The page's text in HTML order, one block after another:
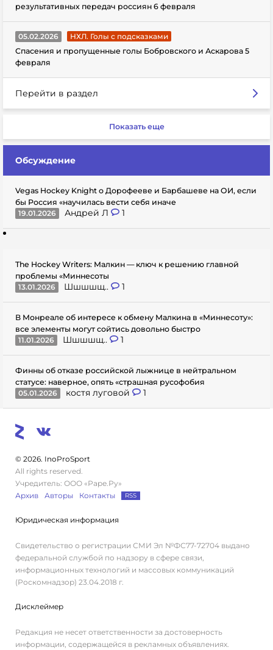
результативных передач россиян 6 февраля
05.02.2026
НХЛ. Голы с подсказками
Спасения и пропущенные голы Бобровского и Аскарова 5
февраля
Перейти в раздел
Показать еще
Обсуждение
Vegas Hockey Knight о Дорофееве и Барбашеве на ОИ, если
бы Россия «научилась вести себя иначе
19.01.2026
Андрей Л 1
The Hockey Writers: Малкин — ключ к решению главной
проблемы «Миннесоты
13.01.2026
Шшшшщ.. 1
В Монреале об интересе к обмену Малкина в «Миннесоту»:
все элементы могут сойтись довольно быстро
11.01.2026
Шшшшщ.. 1
Финны об отказе российской лыжнице в нейтральном
статусе: наверное, опять «страшная русофобия
05.01.2026
костя луговой 1
© 2026. InoProSport
All rights reserved.
Учредитель: ООО «Раре.Ру»
Архив
Авторы Контакты RSS
Юридическая информация
Свидетельство о регистрации СМИ Эл №ФС77-72704 выдано
федеральной службой по надзору в сфере связи,
информационных технологий и массовых коммуникаций
(Роскомнадзор) 23.04.2018 г.
Дисклеймер
Редакция не несет ответственности за достоверность
информации, содержащейся в рекламных объявлениях.